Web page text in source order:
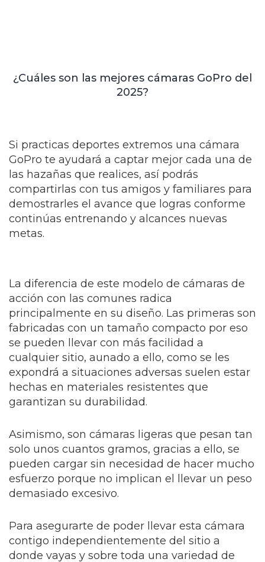
¿Cuáles son las mejores cámaras GoPro del
2025?
Si practicas deportes extremos una cámara
GoPro te ayudará a captar mejor cada una de
las hazañas que realices, así podrás
compartirlas con tus amigos y familiares para
demostrarles el avance que logras conforme
continúas entrenando y alcances nuevas
metas.
La diferencia de este modelo de cámaras de
acción con las comunes radica
principalmente en su diseño. Las primeras son
fabricadas con un tamaño compacto por eso
se pueden llevar con más facilidad a
cualquier sitio, aunado a ello, como se les
expondrá a situaciones adversas suelen estar
hechas en materiales resistentes que
garantizan su durabilidad.
Asimismo, son cámaras ligeras que pesan tan
solo unos cuantos gramos, gracias a ello, se
pueden cargar sin necesidad de hacer mucho
esfuerzo porque no implican el llevar un peso
demasiado excesivo.
Para asegurarte de poder llevar esta cámara
contigo independientemente del sitio a
donde vayas y sobre toda una variedad de